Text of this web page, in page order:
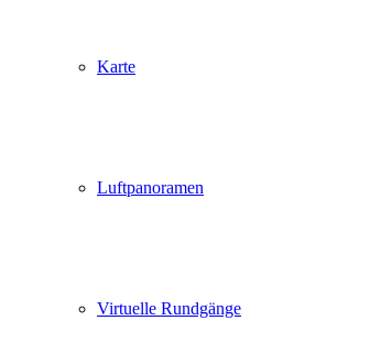
Karte
Luftpanoramen
Virtuelle Rundgänge